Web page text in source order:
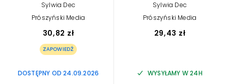
Sylwia Dec
Prószyński Media
30,82 zł
ZAPOWIEDŹ
DOSTĘPNY OD 24.09.2026
Sylwia Dec
Prószyński Media
29,43 zł
WYSYŁAMY W 24H